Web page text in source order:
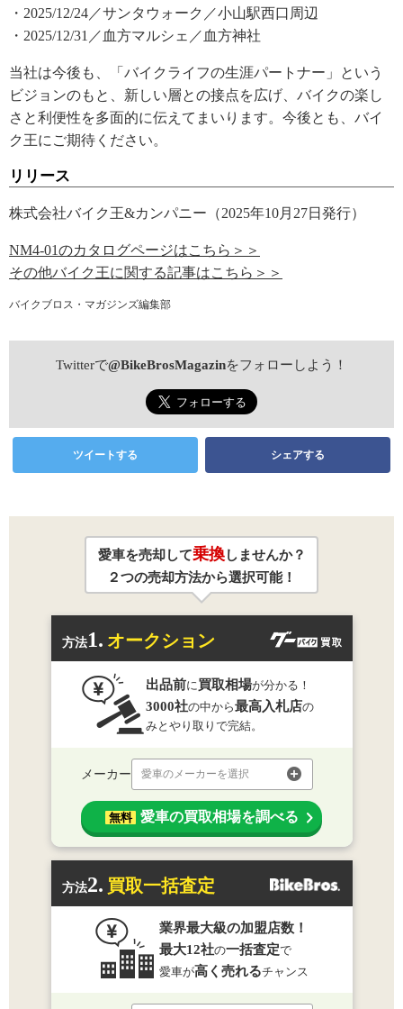
・2025/12/24／サンタウォーク／小山駅西口周辺
・2025/12/31／血方マルシェ／血方神社
当社は今後も、「バイクライフの生涯パートナー」という
ビジョンのもと、新しい層との接点を広げ、バイクの楽し
さと利便性を多面的に伝えてまいります。今後とも、バイ
ク王にご期待ください。
リリース
株式会社バイク王&カンパニー（2025年10月27日発行）
NM4-01のカタログページはこちら＞＞
その他バイク王に関する記事はこちら＞＞
バイクブロス・マガジンズ編集部
Twitterで@BikeBrosMagazinをフォローしよう！
ツイートする シェアする
愛車を売却して乗換しませんか？
２つの売却方法から選択可能！
方法1. オークション
出品前に買取相場が分かる！
3000社の中から最高入札店の
みとやり取りで完結。
メーカー 愛車のメーカーを選択
無料 愛車の買取相場を調べる
方法2. 買取一括査定
業界最大級の加盟店数！
最大12社の一括査定で
愛車が高く売れるチャンス